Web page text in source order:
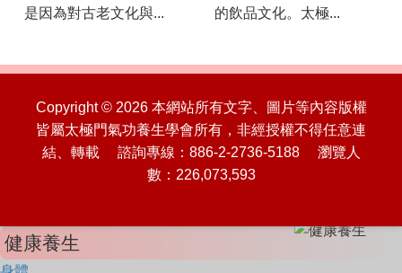
是因為對古老文化與...
的飲品文化。太極...
Copyright © 2026 本網站所有文字、圖片等內容版權
皆屬太極門氣功養生學會所有，非經授權不得任意連
結、轉載 諮詢專線：886-2-2736-5188 瀏覽人
數：226,073,593
健康養生